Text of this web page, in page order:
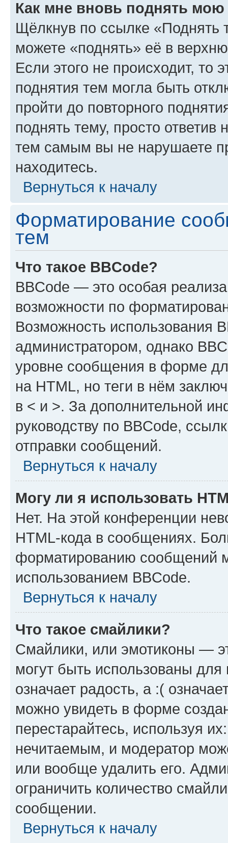
Как мне вновь поднять мою
Щёлкнув по ссылке «Поднять
можете «поднять» её в
Если этого не происходит, то
поднятия тем могла быть
пройти до повторного
поднять тему, просто ответив
тем самым вы не нарушаете
находитесь.
Вернуться к началу
Форматирование
тем
Что такое BBCode?
BBCode — это особая
возможности по
Возможность использования
администратором, однако
уровне сообщения в форме
на HTML, но теги в нём
в < и >. За дополнительной
руководству по BBCode,
отправки сообщений.
Вернуться к началу
Могу ли я использовать
Нет. На этой конференции
HTML-кода в сообщениях.
форматированию сообщений
использованием BBCode.
Вернуться к началу
Что такое смайлики?
Смайлики, или эмотиконы —
могут быть использованы
означает радость, а :(
можно увидеть в форме
перестарайтесь, используя
нечитаемым, и модератор
или вообще удалить его.
ограничить количество
сообщении.
Вернуться к началу